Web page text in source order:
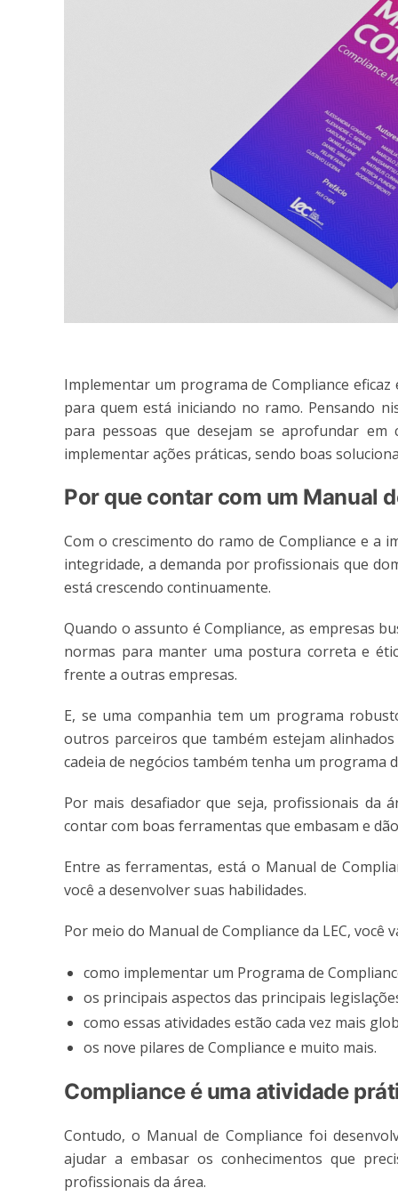
Implementar um programa de Compliance
para quem está iniciando no ramo. Pensando
para pessoas que desejam se aprofundar
implementar ações práticas, sendo boas
Por que contar com um Manual
Com o crescimento do ramo de Compliance e a
integridade, a demanda por profissionais que
está crescendo continuamente.
Quando o assunto é Compliance, as empresas
normas para manter uma postura correta e
frente a outras empresas.
E, se uma companhia tem um programa
outros parceiros que também estejam
cadeia de negócios também tenha um programa
Por mais desafiador que seja, profissionais da
contar com boas ferramentas que embasam e
Entre as ferramentas, está o Manual de
você a desenvolver suas habilidades.
Por meio do Manual de Compliance da LEC, você
como implementar um Programa de
os principais aspectos das principais
como essas atividades estão cada vez mais
os nove pilares de Compliance e muito mais.
Compliance é uma atividade
Contudo, o Manual de Compliance foi
ajudar a embasar os conhecimentos que
profissionais da área.